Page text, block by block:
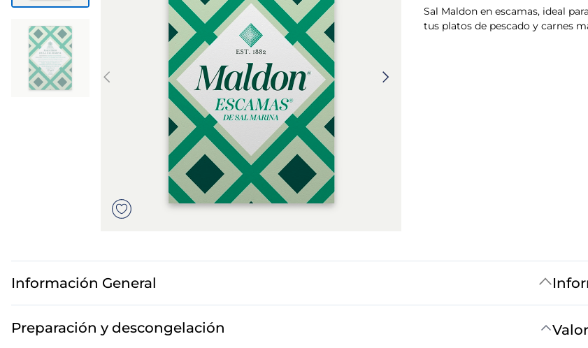
Sal Maldon en escamas, ideal
tus platos de pescado y carnes
Información General
Preparación y descongelación
5. verduras
6. croquetas